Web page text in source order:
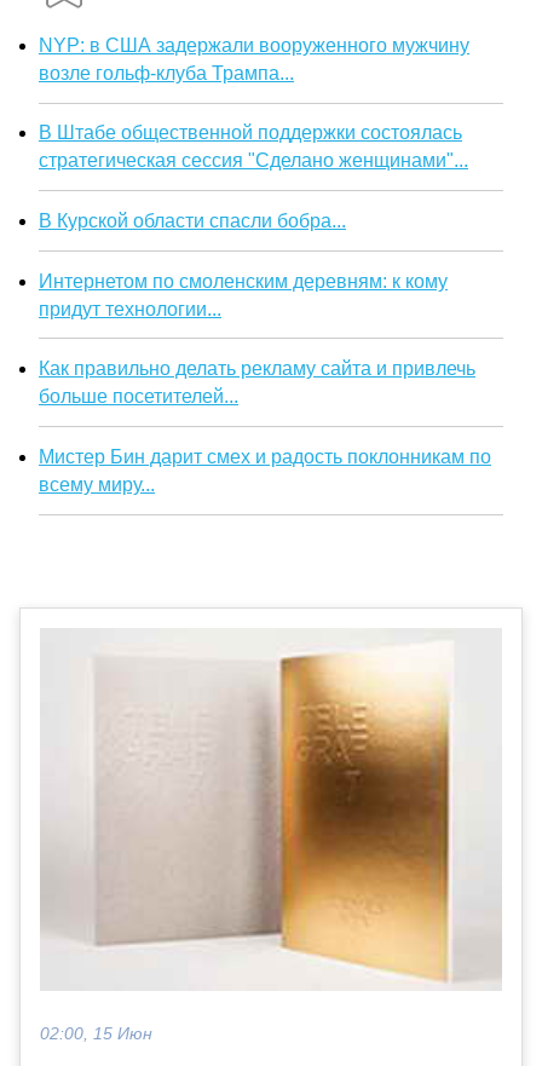
NYP: в США задержали вооруженного мужчину
возле гольф-клуба Трампа...
В Штабе общественной поддержки состоялась
стратегическая сессия "Сделано женщинами"...
В Курской области спасли бобра...
Интернетом по смоленским деревням: к кому
придут технологии...
Как правильно делать рекламу сайта и привлечь
больше посетителей...
Мистер Бин дарит смех и радость поклонникам по
всему миру...
02:00, 15 Июн